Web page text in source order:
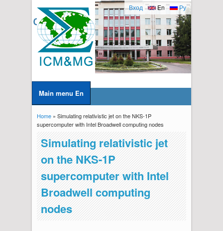
Ру
En
Вход
Main menu En
You are here
Home» Simulating relativistic jet on the NKS-1P
supercomputer with Intel Broadwell computing nodes
Simulating relativistic jet
on the NKS-1P
supercomputer with Intel
Broadwell computing
nodes